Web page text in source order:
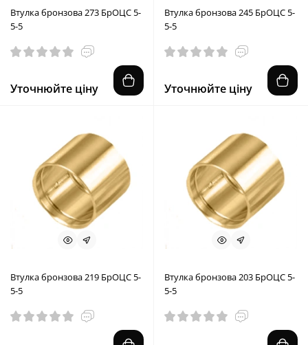
Втулка бронзова 273 БрОЦС 5-
5-5
Уточнюйте ціну
Втулка бронзова 245 БрОЦС 5-
5-5
Уточнюйте ціну
Втулка бронзова 219 БрОЦС 5-
5-5
Втулка бронзова 203 БрОЦС 5-
5-5